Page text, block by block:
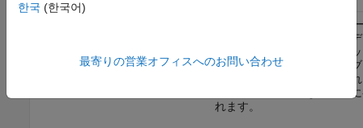
起動前に、このジョブ マネ
の前のインスタンスにより
保存された、すべてのチェ
ト情報を削除します。ジョ
ジャーがクリーンアップさ
ジョブやタスクのない状態
れます。
한국 (한국어)
最寄りの営業オフィスへのお問い合わせ